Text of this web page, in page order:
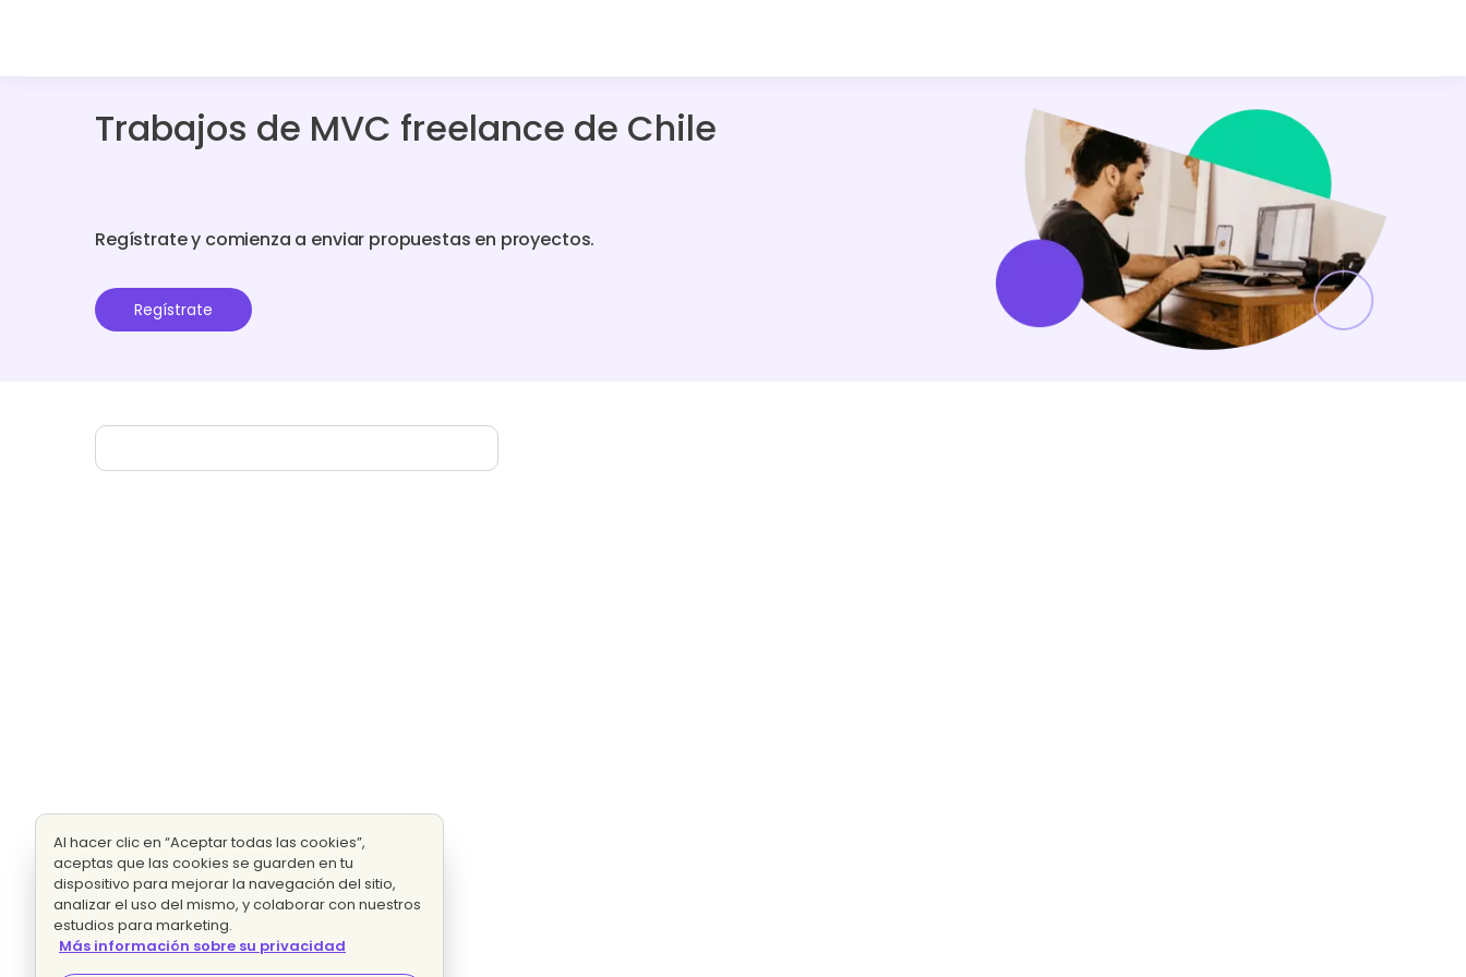
Trabajos de MVC freelance de Chile
Regístrate y comienza a enviar propuestas en proyectos.
Regístrate
Al hacer clic en “Aceptar todas las cookies”,
aceptas que las cookies se guarden en tu
dispositivo para mejorar la navegación del sitio,
analizar el uso del mismo, y colaborar con nuestros
estudios para marketing.
Más información sobre su privacidad